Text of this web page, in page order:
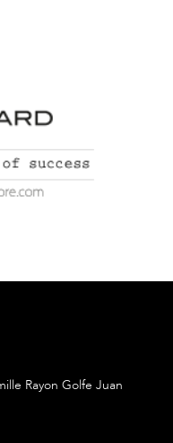
Rayon Golfe Juan